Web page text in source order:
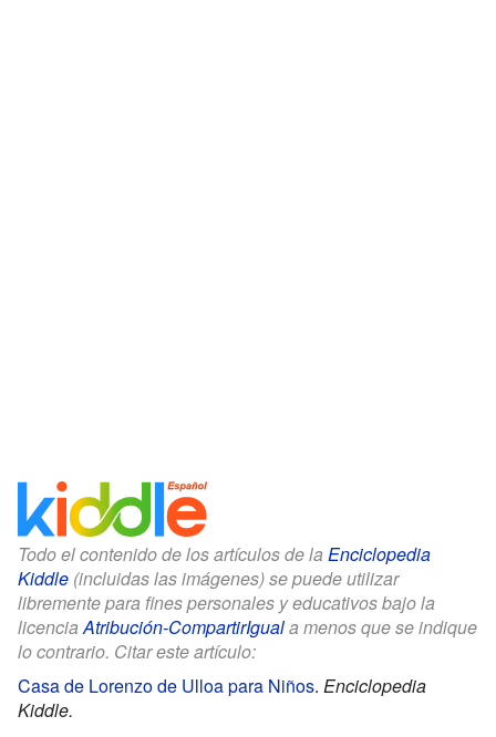
Todo el contenido de los artículos de la Enciclopedia
Kiddle (incluidas las imágenes) se puede utilizar
libremente para fines personales y educativos bajo la
licencia Atribución-CompartirIguala menos que se indique
lo contrario. Citar este artículo:
Casa de Lorenzo de Ulloa para Niños. Enciclopedia
Kiddle.